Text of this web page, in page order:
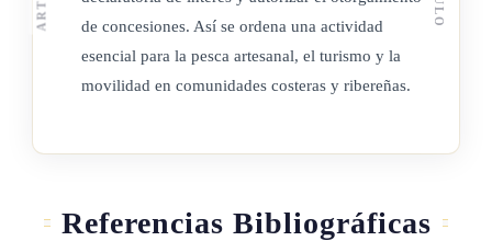
concesiones aprobadas y la construcción de los respectivos
embarcaderos, con lo cual esta División deberá elaborar un
Registro Nacional, considerando los siguientes criterios:
c) Estructura de atraque, amarre de embarcaciones y
de concesiones. Así se ordena una actividad
esencial para la pesca artesanal, el turismo y la
movilidad en comunidades costeras y ribereñas.
Referencias Bibliográficas